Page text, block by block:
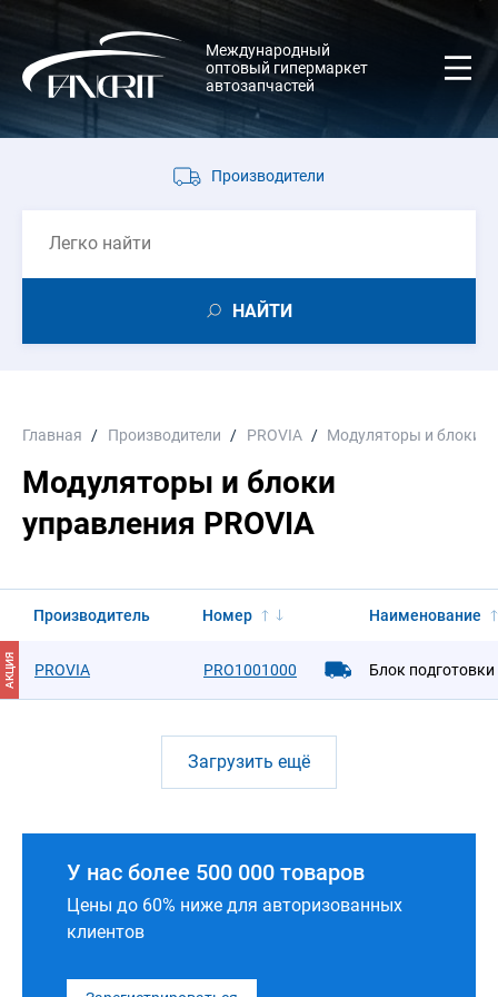
Международный
оптовый гипермаркет
автозапчастей
Производители
НАЙТИ
Главная Производители PROVIA Модуляторы и блоки
Модуляторы и блоки
управления PROVIA
Производитель Номер Наименование
АКЦИЯ PROVIA PRO1001000 Блок подготовки
Загрузить ещё
У нас более 500 000 товаров
Цены до 60% ниже для авторизованных
клиентов